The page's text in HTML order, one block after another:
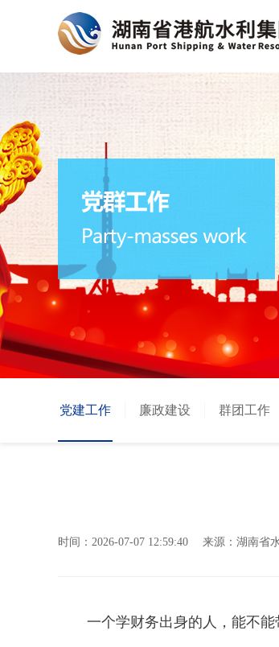
党建工作 廉政建设 群团工作
时间： 2026-07-07 12:59:40 来源： 湖南省
一个学财务出身的人，能不